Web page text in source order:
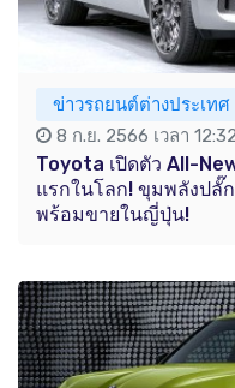
ข่าวรถยนต์ต่างประเทศ
8 ก.ย. 2566 เวลา
Toyota เปิดตัว All-
แรกในโลก! ขุมพลังปลั๊
พร้อมขายในญี่ปุ่น!